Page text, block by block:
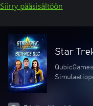
Siirry pääsisältöön
Star
QubicGames